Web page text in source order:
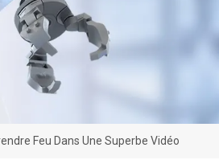
Feu Dans Une Superbe Vidéo